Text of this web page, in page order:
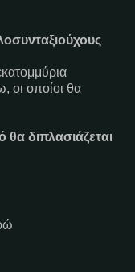
οι οποίοι θα
θα διπλασιάζεται